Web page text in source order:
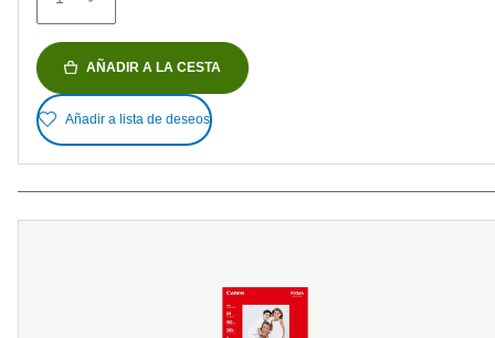
AÑADIR A LA CESTA
Añadir a lista de deseos